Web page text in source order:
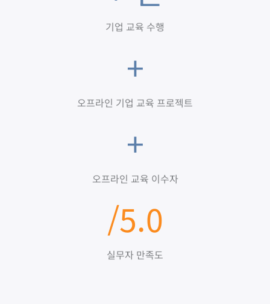
기업 교육 수행
+
오프라인 기업 교육 프로젝트
+
오프라인 교육 이수자
/5.0
실무자 만족도